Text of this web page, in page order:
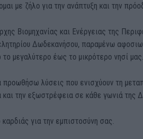
με ζήλο για την ανάπτυξη και την
Βιομηχανίας και Ενέργειας της
Δωδεκανήσου, παραμένω
μεγαλύτερο έως το μικρότερο νησί μας.
προωθήσω λύσεις που ενισχύουν τη
και την εξωστρέφεια σε κάθε γωνιά της
για την εμπιστοσύνη σας.